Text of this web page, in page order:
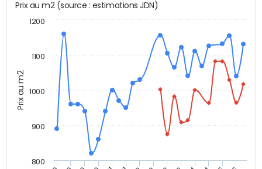
Prix au m2
Prix au m2 (source : estimations JDN)
800
900
1000
1100
1200